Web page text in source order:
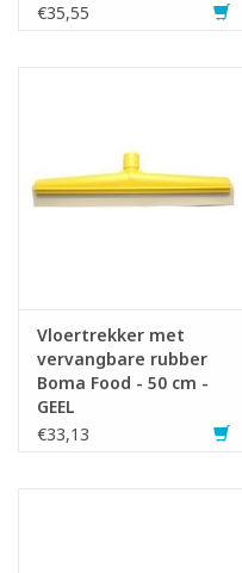
€35,55
Vloertrekker met
vervangbare rubber
Boma Food - 50 cm -
GEEL
€33,13